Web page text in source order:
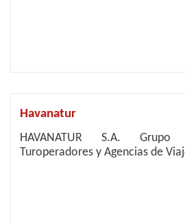
Havanatur
HAVANATUR S.A.
Turoperadores y Agencias de